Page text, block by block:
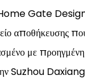
Gate Design
αποθήκευσης
με προηγμένη
την Suzhou